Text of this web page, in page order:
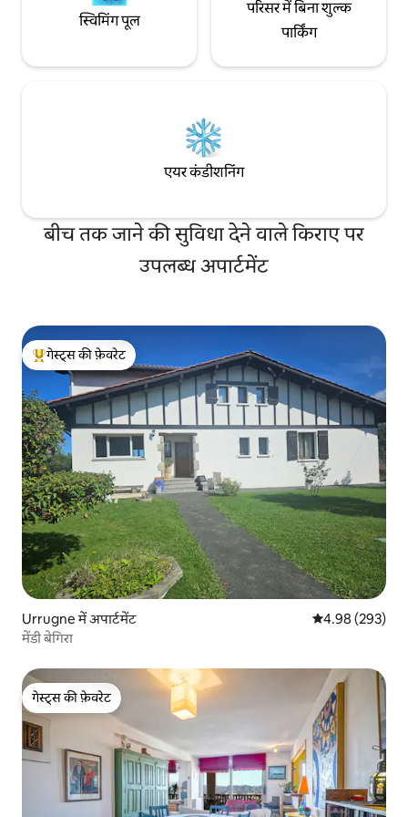
स्विमिंग पूल
परिसर में बिना शुल्क
पार्किंग
एयर कंडीशनिंग
बीच तक जाने की सुविधा देने वाले किराए पर
उपलब्ध अपार्टमेंट
गेस्ट्स का टॉप फ़ेवरेट
गेस्ट्स की फ़ेवरेट
Urrugne में अपार्टमेंट औसत रेटिंग 5 में से
4.98 (293)
मेंडी बेगिरा
गेस्ट्स की फ़ेवरेट
गेस्ट्स की फ़ेवरेट